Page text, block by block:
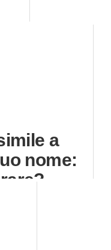
a
nome: